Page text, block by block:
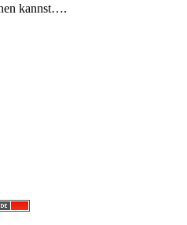
kannst….